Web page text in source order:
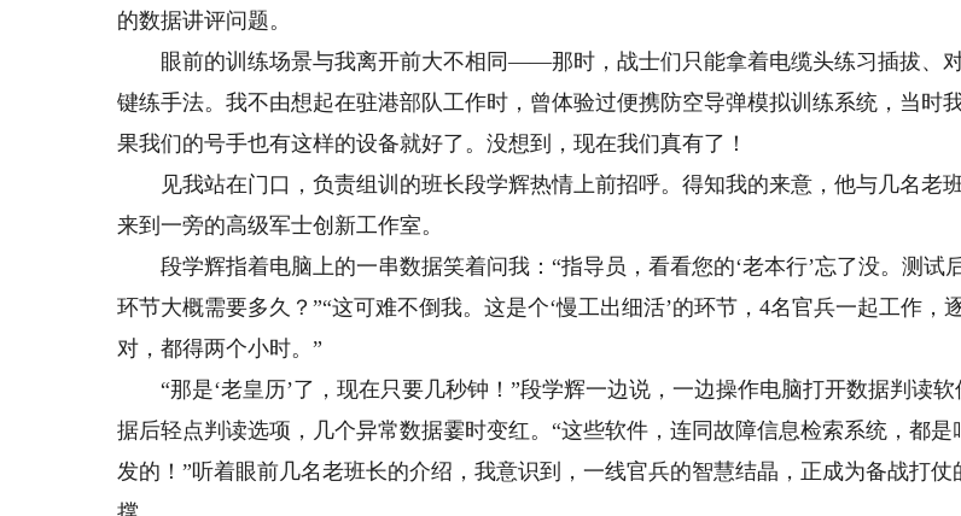
的数据讲评问题。
眼前的训练场景与我离开前大不相同——那时，战士们只能拿着电缆头练习插拔、
键练手法。我不由想起在驻港部队工作时，曾体验过便携防空导弹模拟训练系统，当时
果我们的号手也有这样的设备就好了。没想到，现在我们真有了！
见我站在门口，负责组训的班长段学辉热情上前招呼。得知我的来意，他与几名老
来到一旁的高级军士创新工作室。
段学辉指着电脑上的一串数据笑着问我：“指导员，看看您的‘老本行’忘了没。测试
环节大概需要多久？”“这可难不倒我。这是个‘慢工出细活’的环节，4名官兵一起工作，
对，都得两个小时。”
“那是‘老皇历’了，现在只要几秒钟！”段学辉一边说，一边操作电脑打开数据判读软
据后轻点判读选项，几个异常数据霎时变红。“这些软件，连同故障信息检索系统，都是
发的！”听着眼前几名老班长的介绍，我意识到，一线官兵的智慧结晶，正成为备战打仗